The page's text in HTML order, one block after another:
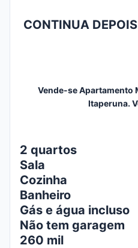
CONTINUA
Vende-se Apartamento
Itaperuna.
2 quartos
Sala
Cozinha
Banheiro
Gás e água incluso
Não tem garagem
260 mil